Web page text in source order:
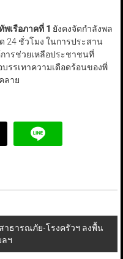
พเรือภาคที่ 1 ยังคงจัดกำลังพล
24 ชั่วโมง ในการประสาน
ารช่วยเหลือประชาชนที่
รรเทาความเดือดร้อนของพี่
ลาย
าธารณภัย-โรงครัวฯ ลงพื้น
ฯ